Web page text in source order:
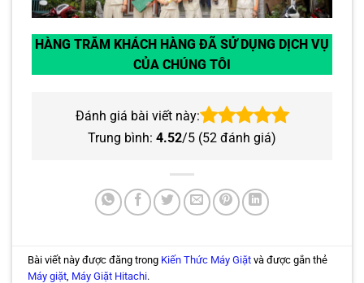
HÀNG TRĂM KHÁCH HÀNG ĐÃ SỬ DỤNG DỊCH VỤ
CỦA CHÚNG TÔI
Đánh giá bài viết này:
Trung bình: 4.52/5 (52 đánh giá)
Bài viết này được đăng trong Kiến Thức Máy Giặt và được gắn thẻ
Máy giặt Máy Giặt Hitachi.